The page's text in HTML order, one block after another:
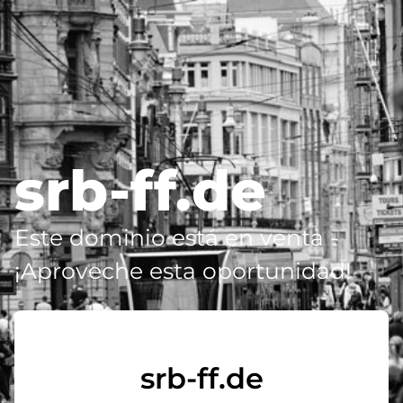
srb-ff.de
Este dominio está en venta -
¡Aproveche esta oportunidad!
srb-ff.de